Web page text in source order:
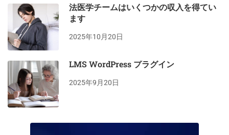
法医学チームはいくつかの収入を得てい
ます
2025年10月20日
LMS WordPress プラグイン
2025年9月20日